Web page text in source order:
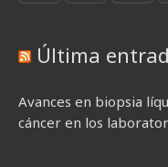
Última
Avances en biopsia
cáncer en los